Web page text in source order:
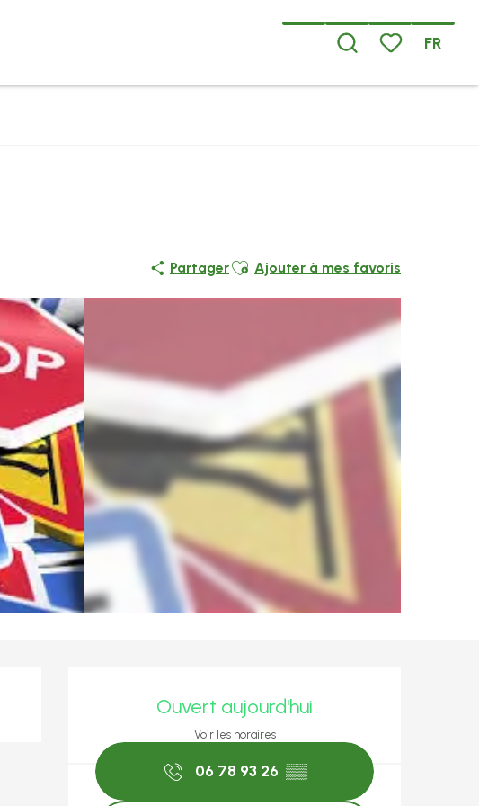
FR
PartagerAjouter aux favoris
Ajouter à mes favoris
Ouverture et
Ouvert aujourd'hui
Voir les horaires
06 78 93 26 ▒▒